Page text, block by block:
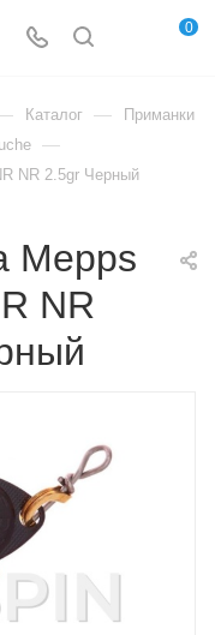
0
Каталог — Приманки
—
NR 2.5gr Черный
Mepps
NR